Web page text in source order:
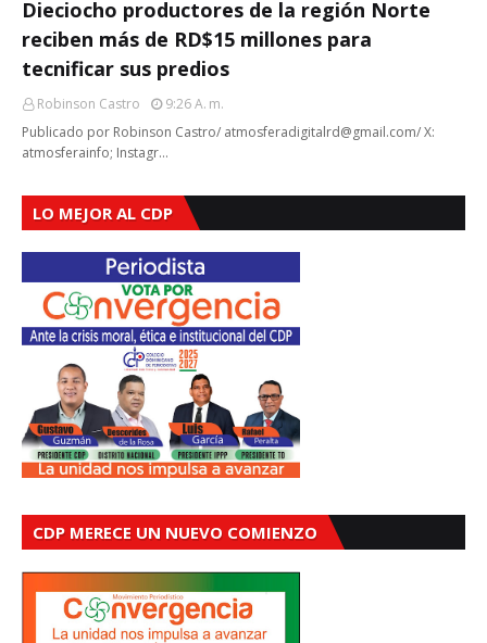
Dieciocho productores de la región Norte
reciben más de RD$15 millones para
tecnificar sus predios
Robinson Castro
9:26 A. M.
Publicado por Robinson Castro/ atmosferadigitalrd@gmail.com/ X:
atmosferainfo; Instagr…
LO MEJOR AL CDP
CDP MERECE UN NUEVO COMIENZO